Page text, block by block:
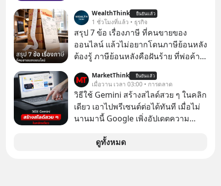
นำ ThaiLLM มาใช้จริง จะเกิดอะไรขึ้น
กับสังคมไทย ธุรกิจไทย และเศรษฐกิจ
ไทยบ้าง ? ร่วมวิเคราะห์เรื่องนี้ผ่านมุม
มองของ ดร.อภิวดี ปิยธรรมรงค์ ผู้
เชี่ยวชาญอาวุโสด้านบูรณาการข้อมูล
และปัญญาประดิษฐ์ และคุณปฏิภาณ
ประเสริฐสม ผู้จัดการโครงการ
ThaiLLM
ของอนุภูมิภาคลุ่มแม่น้ำโขง
WealthThink ยืนยันแล้ว
1 ชั่วโมงที่แล้ว • ธุรกิจ
สรุป 7 ข้อ เรื่องภาษี ที่คนขายของ
ออนไลน์ แล้วไม่อยากโดนภาษีย้อนหลัง
ต้องรู้ ภาษีย้อนหลังคือฝันร้าย ที่พ่อค้า
MarketThink ยืนยันแล้ว
เมื่อวาน เวลา 03:00 • การตลาด
วิธีใช้ Gemini สร้างสไลด์สวย ๆ ในคลิก
เดียว เอาไปพรีเซนต์ต่อได้ทันที เมื่อไม่
นานมานี้ Google เพิ่งอัปเดตความ
สามารถใช้ Gemini ช่วยสร้างสไลด์นำ
ดูทั้งหมด